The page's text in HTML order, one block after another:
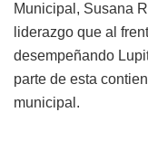
Municipal, Susana
liderazgo que al
desempeñando
parte de esta
municipal.